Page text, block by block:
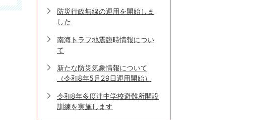
防災行政無線の運用を開始しま
した
南海トラフ地震臨時情報につい
て
新たな防災気象情報について
（令和8年5月29日運用開始）
令和8年多度津中学校避難所開設
訓練を実施します